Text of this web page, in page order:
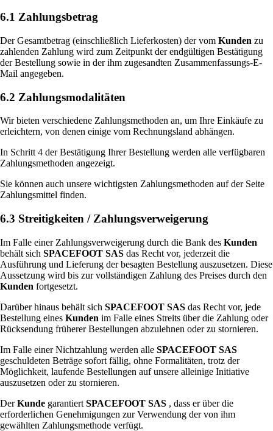
6.1 Zahlungsbetrag
Der Gesamtbetrag (einschließlich Lieferkosten) der vom Kunden zu
zahlenden Zahlung wird zum Zeitpunkt der endgültigen Bestätigung
der Bestellung sowie in der ihm zugesandten Zusammenfassungs-E-
Mail angegeben.
6.2 Zahlungsmodalitäten
Wir bieten verschiedene Zahlungsmethoden an, um Ihre Einkäufe zu
erleichtern, von denen einige vom Rechnungsland abhängen.
In Schritt 4 der Bestätigung Ihrer Bestellung werden alle verfügbaren
Zahlungsmethoden angezeigt.
Sie können auch unsere wichtigsten Zahlungsmethoden auf der Seite
Zahlungsmittel finden.
6.3 Streitigkeiten / Zahlungsverweigerung
Im Falle einer Zahlungsverweigerung durch die Bank des Kunden
behält sich SPACEFOOT SAS das Recht vor, jederzeit die
Ausführung und Lieferung der besagten Bestellung auszusetzen. Diese
Aussetzung wird bis zur vollständigen Zahlung des Preises durch den
Kunden fortgesetzt.
Darüber hinaus behält sich SPACEFOOT SAS das Recht vor, jede
Bestellung eines Kunden im Falle eines Streits über die Zahlung oder
Rücksendung früherer Bestellungen abzulehnen oder zu stornieren.
Im Falle einer Nichtzahlung werden alle SPACEFOOT SAS
geschuldeten Beträge sofort fällig, ohne Formalitäten, trotz der
Möglichkeit, laufende Bestellungen auf unsere alleinige Initiative
auszusetzen oder zu stornieren.
DerKunde garantiert SPACEFOOT SAS , dass er über die
erforderlichen Genehmigungen zur Verwendung der von ihm
gewählten Zahlungsmethode verfügt.